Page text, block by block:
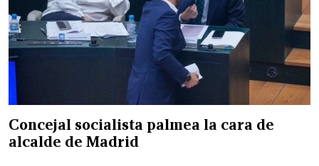
Concejal socialista palmea la cara de
alcalde de Madrid